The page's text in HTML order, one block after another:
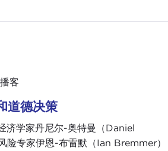
播客
道德决策
济学家丹尼尔-奥特曼（Daniel
专家伊恩-布雷默（Ian Bremmer）